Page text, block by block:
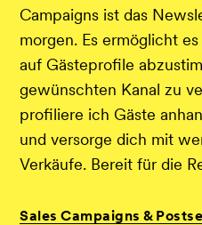
Campaigns ist das
morgen. Es ermöglicht
auf Gästeprofile
gewünschten Kanal zu
profiliere ich Gäste
und versorge dich mit
Verkäufe. Bereit für die
Sales Campaigns &